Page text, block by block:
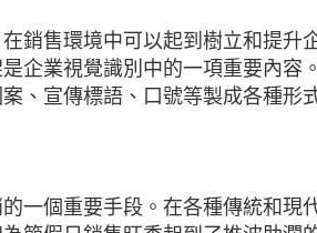
銷售環境中可以起到樹立和提升
企業視覺識別中的一項重要內容
、宣傳標語、口號等製成各種形
一個重要手段。在各種傳統和現